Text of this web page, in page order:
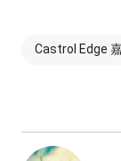
Castrol Edge